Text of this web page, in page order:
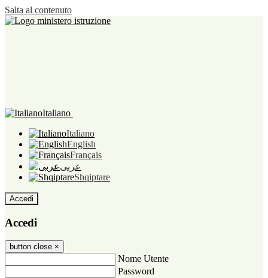
Salta al contenuto
Italiano
Italiano
English
Français
عربى
Shqiptare
Accedi
Accedi
button close ×
Nome Utente
Password